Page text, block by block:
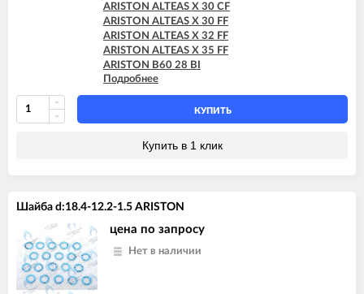
ARISTON ALTEAS X 30 CF
ARISTON ALTEAS X 30 FF
ARISTON ALTEAS X 32 FF
ARISTON ALTEAS X 35 FF
ARISTON B60 28 BI
ARISTON B60 30 BFFI
ARISTON BS II 15 FF
ARISTON BS II 24 CF
ARISTON BS II 24 CF-EU
ARISTON CARES X 15 CF
ARISTON CARES X 24 FF
ARISTON CARES X SYSTEM 24 CF
ARISTON CLAS B 24 CF
Подробнее
КУПИТЬ
Купить в 1 клик
Шайба d:18.4-12.2-1.5 ARISTON
цена по запросу
Нет в наличии